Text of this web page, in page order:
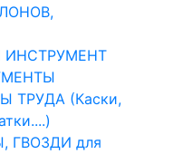
ИНСТРУМЕНТ
ТРУДА (Каски,
ГВОЗДИ для